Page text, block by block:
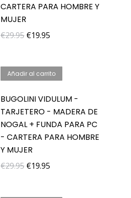
CARTERA PARA HOMBRE Y
MUJER
€29.95 El
era:
€19.95
es:
Añadir al carrito
BUGOLINI VIDULUM -
TARJETERO - MADERA DE
NOGAL + FUNDA PARA PC
- CARTERA PARA HOMBRE
Y MUJER
€29.95 El
€19.95